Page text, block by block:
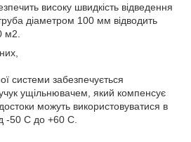
високу швидкість відведення
діаметром 100 мм відводить
м2.
системи забезпечується
ущільнювачем, який компенсує
можуть використовуватися в
-50 С до +60 С.